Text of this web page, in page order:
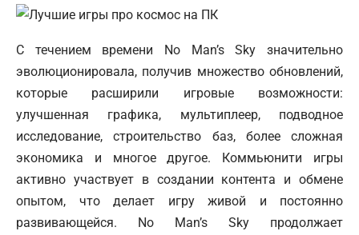
С течением времени No Man’s Sky значительно
эволюционировала, получив множество обновлений,
которые расширили игровые возможности:
улучшенная графика, мультиплеер, подводное
исследование, строительство баз, более сложная
экономика и многое другое. Коммьюнити игры
активно участвует в создании контента и обмене
опытом, что делает игру живой и постоянно
развивающейся. No Man’s Sky продолжает